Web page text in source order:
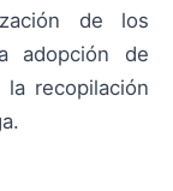
de los
adopción de
recopilación